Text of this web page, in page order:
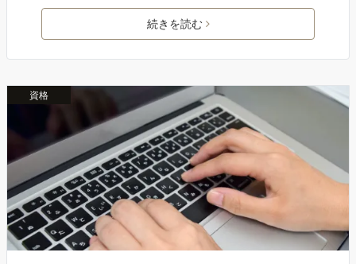
続きを読む
資格